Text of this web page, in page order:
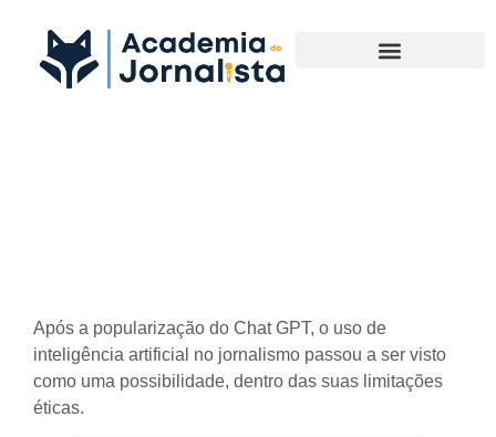
Após a popularização do Chat GPT, o uso de
inteligência artificial no jornalismo passou a ser visto
como uma possibilidade, dentro das suas limitações
éticas.